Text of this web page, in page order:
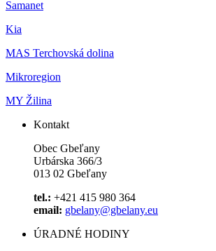
Samanet
Kia
MAS Terchovská dolina
Mikroregion
MY Žilina
Kontakt
Obec Gbeľany
Urbárska 366/3
013 02 Gbeľany
tel.: +421 415 980 364
email: gbelany@gbelany.eu
ÚRADNÉ HODINY